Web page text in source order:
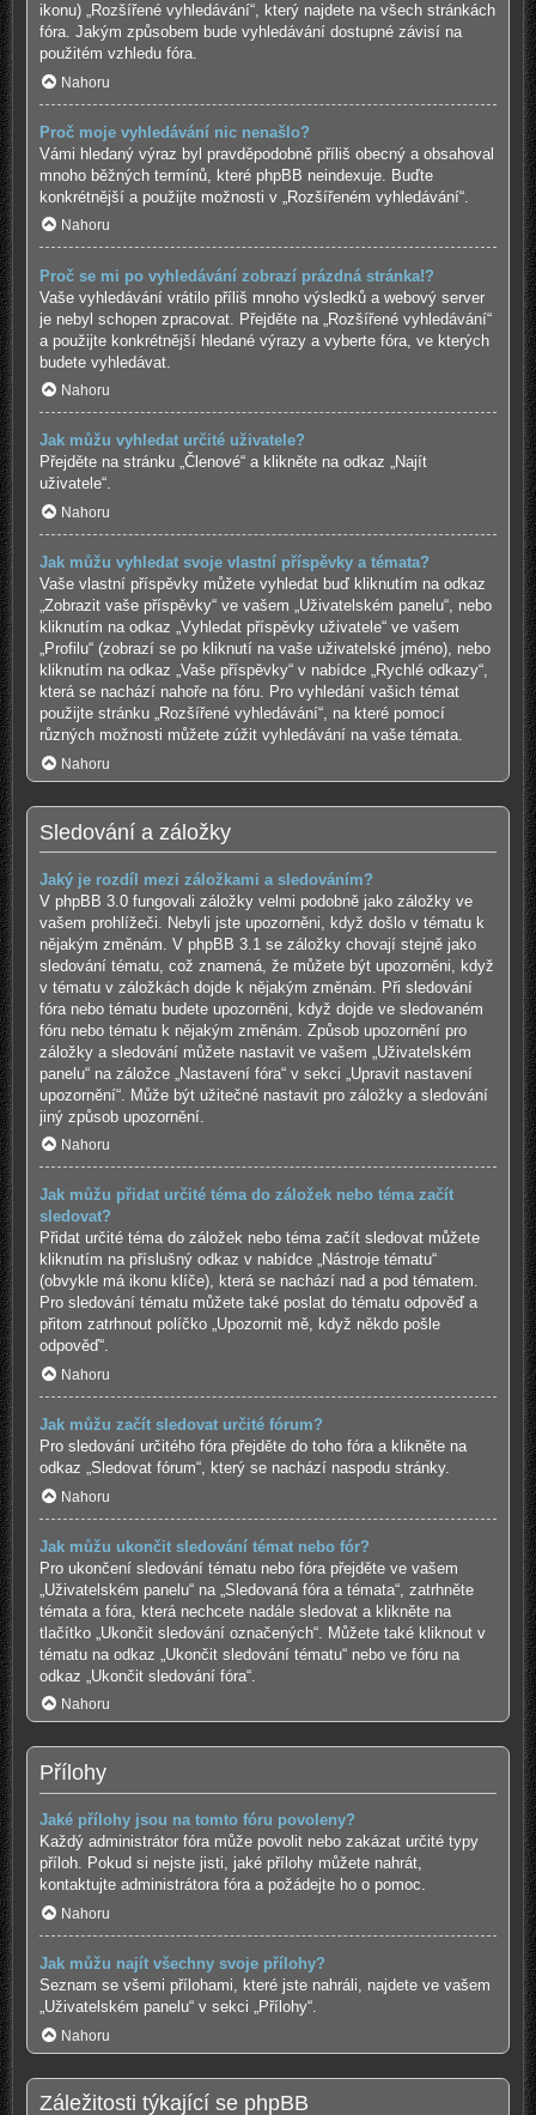
ikonu) „Rozšířené vyhledávání“, který najdete na všech stránkách
fóra. Jakým způsobem bude vyhledávání dostupné závisí na
použitém vzhledu fóra.
Nahoru
Proč moje vyhledávání nic nenašlo?
Vámi hledaný výraz byl pravděpodobně příliš obecný a obsahoval
mnoho běžných termínů, které phpBB neindexuje. Buďte
konkrétnější a použijte možnosti v „Rozšířeném vyhledávání“.
Nahoru
Proč se mi po vyhledávání zobrazí prázdná stránka!?
Vaše vyhledávání vrátilo příliš mnoho výsledků a webový server
je nebyl schopen zpracovat. Přejděte na „Rozšířené vyhledávání“
a použijte konkrétnější hledané výrazy a vyberte fóra, ve kterých
budete vyhledávat.
Nahoru
Jak můžu vyhledat určité uživatele?
Přejděte na stránku „Členové“ a klikněte na odkaz „Najít
uživatele“.
Nahoru
Jak můžu vyhledat svoje vlastní příspěvky a témata?
Vaše vlastní příspěvky můžete vyhledat buď kliknutím na odkaz
„Zobrazit vaše příspěvky“ ve vašem „Uživatelském panelu“, nebo
kliknutím na odkaz „Vyhledat příspěvky uživatele“ ve vašem
„Profilu“ (zobrazí se po kliknutí na vaše uživatelské jméno), nebo
kliknutím na odkaz „Vaše příspěvky“ v nabídce „Rychlé odkazy“,
která se nachází nahoře na fóru. Pro vyhledání vašich témat
použijte stránku „Rozšířené vyhledávání“, na které pomocí
různých možnosti můžete zúžit vyhledávání na vaše témata.
Nahoru
Sledování a záložky
Jaký je rozdíl mezi záložkami a sledováním?
V phpBB 3.0 fungovali záložky velmi podobně jako záložky ve
vašem prohlížeči. Nebyli jste upozorněni, když došlo v tématu k
nějakým změnám. V phpBB 3.1 se záložky chovají stejně jako
sledování tématu, což znamená, že můžete být upozorněni, když
v tématu v záložkách dojde k nějakým změnám. Při sledování
fóra nebo tématu budete upozorněni, když dojde ve sledovaném
fóru nebo tématu k nějakým změnám. Způsob upozornění pro
záložky a sledování můžete nastavit ve vašem „Uživatelském
panelu“ na záložce „Nastavení fóra“ v sekci „Upravit nastavení
upozornění“. Může být užitečné nastavit pro záložky a sledování
jiný způsob upozornění.
Nahoru
Jak můžu přidat určité téma do záložek nebo téma začít
sledovat?
Přidat určité téma do záložek nebo téma začít sledovat můžete
kliknutím na příslušný odkaz v nabídce „Nástroje tématu“
(obvykle má ikonu klíče), která se nachází nad a pod tématem.
Pro sledování tématu můžete také poslat do tématu odpověď a
přitom zatrhnout políčko „Upozornit mě, když někdo pošle
odpověď“.
Nahoru
Jak můžu začít sledovat určité fórum?
Pro sledování určitého fóra přejděte do toho fóra a klikněte na
odkaz „Sledovat fórum“, který se nachází naspodu stránky.
Nahoru
Jak můžu ukončit sledování témat nebo fór?
Pro ukončení sledování tématu nebo fóra přejděte ve vašem
„Uživatelském panelu“ na „Sledovaná fóra a témata“, zatrhněte
témata a fóra, která nechcete nadále sledovat a klikněte na
tlačítko „Ukončit sledování označených“. Můžete také kliknout v
tématu na odkaz „Ukončit sledování tématu“ nebo ve fóru na
odkaz „Ukončit sledování fóra“.
Nahoru
Přílohy
Jaké přílohy jsou na tomto fóru povoleny?
Každý administrátor fóra může povolit nebo zakázat určité typy
příloh. Pokud si nejste jisti, jaké přílohy můžete nahrát,
kontaktujte administrátora fóra a požádejte ho o pomoc.
Nahoru
Jak můžu najít všechny svoje přílohy?
Seznam se všemi přílohami, které jste nahráli, najdete ve vašem
„Uživatelském panelu“ v sekci „Přílohy“.
Nahoru
Záležitosti týkající se phpBB